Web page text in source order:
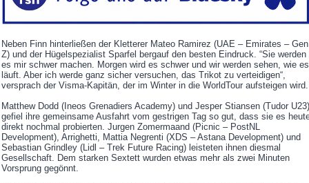
Neben Finn hinterließen der Kletterer Mateo Ramirez (UAE – Emirates – Gen
Z) und der Hügelspezialist Sparfel bergauf den besten Eindruck. “Sie werden
es mir schwer machen. Morgen wird es schwer und wir werden sehen, wie es
läuft. Aber ich werde ganz sicher versuchen, das Trikot zu verteidigen“,
versprach der Visma-Kapitän, der im Winter in die WorldTour aufsteigen wird.
Matthew Dodd (Ineos Grenadiers Academy) und Jesper Stiansen (Tudor U23)
gefiel ihre gemeinsame Ausfahrt vom gestrigen Tag so gut, dass sie es
direkt nochmal probierten. Jurgen Zomermaand (Picnic – PostNL
Development), Arrighetti, Mattia Negrenti (XDS – Astana Development) und
Sebastian Grindley (Lidl – Trek Future Racing) leisteten ihnen diesmal
Gesellschaft. Dem starken Sextett wurden etwas mehr als zwei Minuten
Vorsprung gegönnt.